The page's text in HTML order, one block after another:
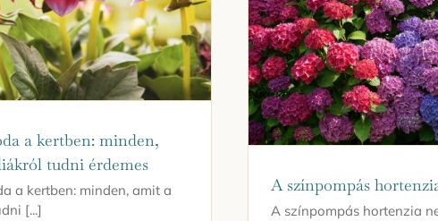
a kertben: minden,
tudni érdemes
a kertben: minden, amit a
[...]
A színpompás
A színpompás hortenzia